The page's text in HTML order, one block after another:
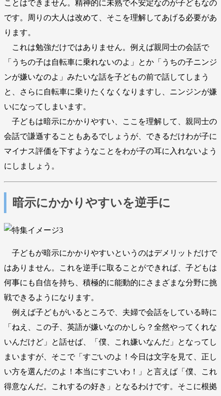
ことはできません。精神的に未熟で不安定なのが子どもなの
です。周りの大人は改めて、そこを理解してあげる必要があ
ります。
これは勉強だけではありません。例えば親同士の会話で
「うちの子は自転車に乗れないのよ」とか「うちの子ニンジ
ンが嫌いなのよ」みたいな話を子どもの前で話してしまう
と、さらに自転車に乗りたくなくなりますし、ニンジンが嫌
いになってしまいます。
子どもは暗示にかかりやすい、ここを理解して、親同士の
会話で謙遜することもあるでしょうが、できるだけわが子に
マイナス評価を下すようなことをわが子の耳に入れないよう
にしましょう。
暗示にかかりやすいを逆手に
子どもが暗示にかかりやすいというのはデメリットだけで
はありません。これを逆手に取ることができれば、子どもは
何事にも自信を持ち、積極的に能動的にさまざまな分野に挑
戦できるようになります。
例えば子どもがいるところで、夫婦で会話をしている時に
「ねえ、この子、英語が嫌いなのかしら？全然やってくれな
いんだけど」と話せば、「僕、これ嫌いなんだ」となってし
まいますが、そこで「すごいのよ！今日は文字を見て、正し
い方を選んだのよ！本当にすごいわ！」と言えば「僕、これ
得意なんだ。これするの好き」となるわけです。そこに根拠